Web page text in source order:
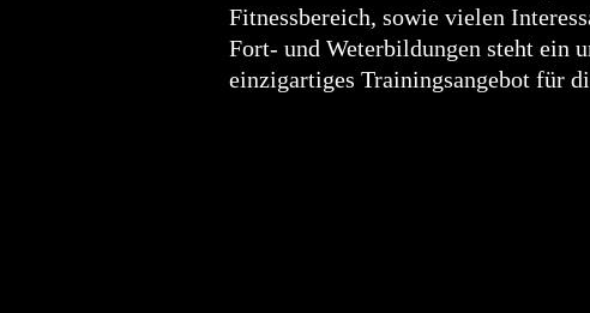
Fitnessbereich, sowie vielen
Fort- und Weterbildungen steht ein
einzigartiges Trainingsangebot für